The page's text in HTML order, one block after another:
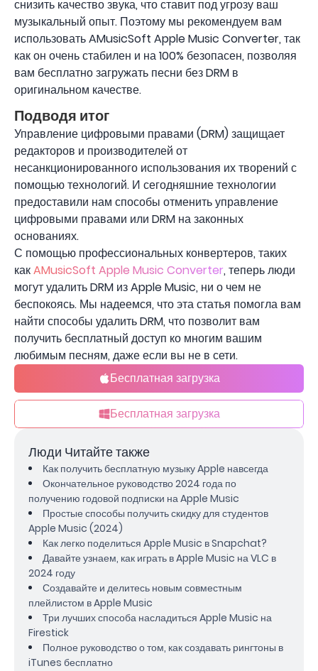
снизить качество звука, что ставит под угрозу ваш
музыкальный опыт. Поэтому мы рекомендуем вам
использовать AMusicSoft Apple Music Converter, так
как он очень стабилен и на 100% безопасен, позволяя
вам бесплатно загружать песни без DRM в
оригинальном качестве.
Подводя итог
Управление цифровыми правами (DRM) защищает
редакторов и производителей от
несанкционированного использования их творений с
помощью технологий. И сегодняшние технологии
предоставили нам способы отменить управление
цифровыми правами или DRM на законных
основаниях.
С помощью профессиональных конвертеров, таких
какAMusicSoft Apple Music Converter, теперь люди
могут удалить DRM из Apple Music, ни о чем не
беспокоясь. Мы надеемся, что эта статья помогла вам
найти способы удалить DRM, что позволит вам
получить бесплатный доступ ко многим вашим
любимым песням, даже если вы не в сети.
Бесплатная загрузка
Бесплатная загрузка
Люди Читайте также
Как получить бесплатную музыку Apple навсегда
Окончательное руководство 2024 года по
получению годовой подписки на Apple Music
Простые способы получить скидку для студентов
Apple Music (2024)
Как легко поделиться Apple Music в Snapchat?
Давайте узнаем, как играть в Apple Music на VLC в
2024 году
Создавайте и делитесь новым совместным
плейлистом в Apple Music
Три лучших способа насладиться Apple Music на
Firestick
Полное руководство о том, как создавать рингтоны в
iTunes бесплатно